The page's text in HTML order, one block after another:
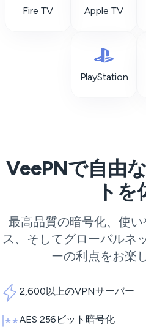
Fire TV Apple TV
PlayStation
VeePNで自由
トを
最高品質の暗号化、使
ス、そしてグローバルネ
ーの利点をお楽
2,600以上のVPNサーバー
AES 256ビット暗号化